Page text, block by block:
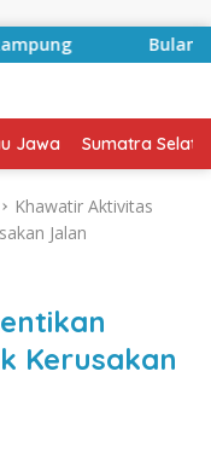
Bulan
Jawa Sumatra
Khawatir Aktivitas
Jalan
Kerusakan